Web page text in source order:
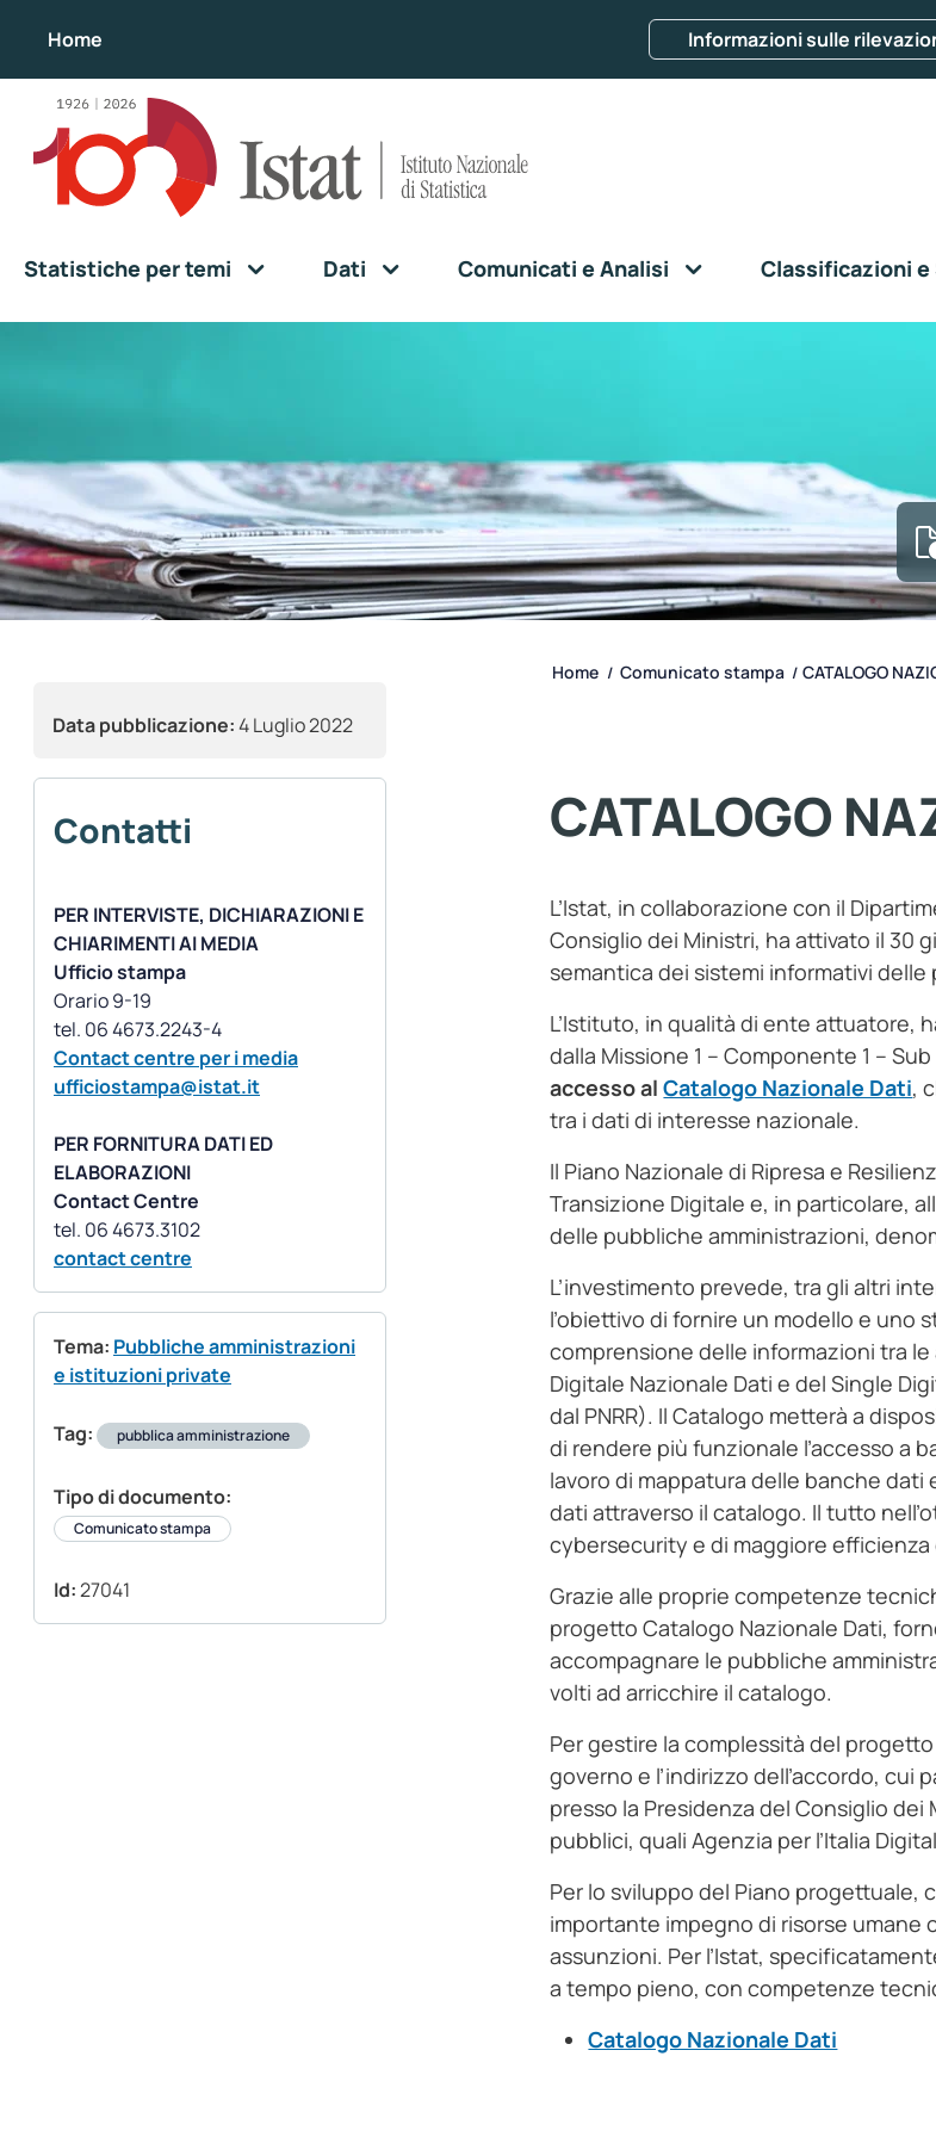
Home Informazioni sulle
Statistiche per temi Dati Comunicati e Analisi Classificazioni
Data pubblicazione:4 Luglio 2022
Contatti
PER INTERVISTE, DICHIARAZIONI E
CHIARIMENTI AI MEDIA
Ufficio stampa
Orario 9-19
Contact centre per i media
ufficiostampa@istat.it
PER FORNITURA DATI ED
ELABORAZIONI
Contact Centre
contact centre
Tema: Pubbliche amministrazioni
e istituzioni private
Tag: pubblica amministrazione
Tipo di documento:
Comunicato stampa
Id:27041
Home / Comunicato stampa / CATALOGO
CATALOGO
L’Istat, in collaborazione con il
Consiglio dei Ministri, ha attivato il 30
semantica dei sistemi informativi
L’Istituto, in qualità di ente attuatore,
dalla Missione 1 – Componente 1 –
accesso alCatalogo Nazionale Dati,
tra i dati di interesse nazionale.
Il Piano Nazionale di Ripresa e
Transizione Digitale e, in particolare,
delle pubbliche amministrazioni,
L’investimento prevede, tra gli altri
l’obiettivo di fornire un modello e uno
comprensione delle informazioni tra
Digitale Nazionale Dati e del Single
dal PNRR). Il Catalogo metterà a
di rendere più funzionale l’accesso a
lavoro di mappatura delle banche dati
dati attraverso il catalogo. Il tutto
cybersecurity e di maggiore
Grazie alle proprie competenze
progetto Catalogo Nazionale Dati,
accompagnare le pubbliche
volti ad arricchire il catalogo.
Per gestire la complessità del
governo e l’indirizzo dell’accordo,
presso la Presidenza del Consiglio
pubblici, quali Agenzia per l’Italia
Per lo sviluppo del Piano progettuale,
importante impegno di risorse
assunzioni. Per l’Istat,
a tempo pieno, con competenze
Catalogo Nazionale Dati